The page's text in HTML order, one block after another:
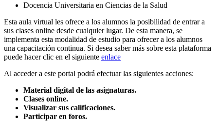
Docencia Universitaria en Ciencias de la Salud
Esta aula virtual les ofrece a los alumnos la posibilidad de entrar a
sus clases online desde cualquier lugar. De esta manera, se
implementa esta modalidad de estudio para ofrecer a los alumnos
una capacitación continua. Si desea saber más sobre esta plataforma
puede hacer clic en el siguiente enlace
Al acceder a este portal podrá efectuar las siguientes acciones:
Material digital de las asignaturas.
Clases online.
Visualizar sus calificaciones.
Participar en foros.